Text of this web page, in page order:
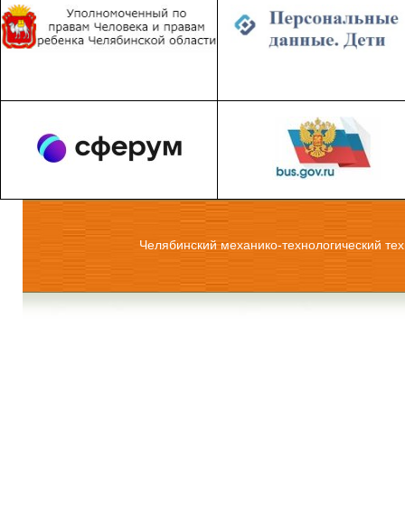
Челябинский механико-технологический